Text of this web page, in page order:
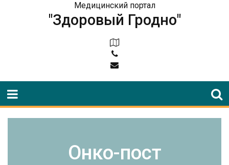
Медицинский портал
"Здоровый Гродно"
Онко-пост